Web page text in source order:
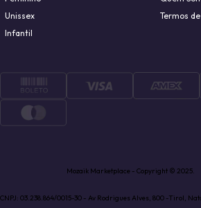
Unissex
Infantil
Termos
Mozaik Marketplace - Copyright © 2025.
CNPJ: 03.238.864/0015-30 - Av Rodrigues Alves, 800 -Tirol,